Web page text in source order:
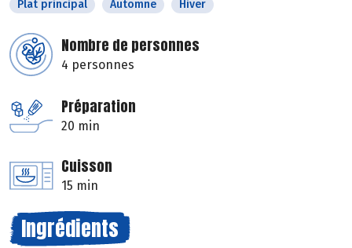
Plat principal Automne Hiver
Nombre de personnes
4 personnes
Préparation
20 min
Cuisson
15 min
Ingrédients